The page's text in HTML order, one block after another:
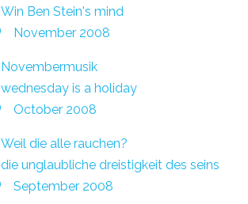
Win Ben Stein's mind
November 2008
Novembermusik
wednesday is a holiday
October 2008
Weil die alle rauchen?
die unglaubliche dreistigkeit des seins
September 2008